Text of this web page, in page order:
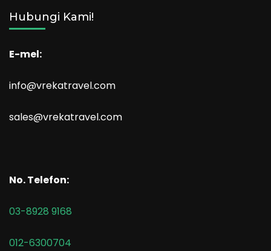
Hubungi Kami!
E-mel:
info@vrekatravel.com
sales@vrekatravel.com
No. Telefon:
03-8928 9168
012-6300704